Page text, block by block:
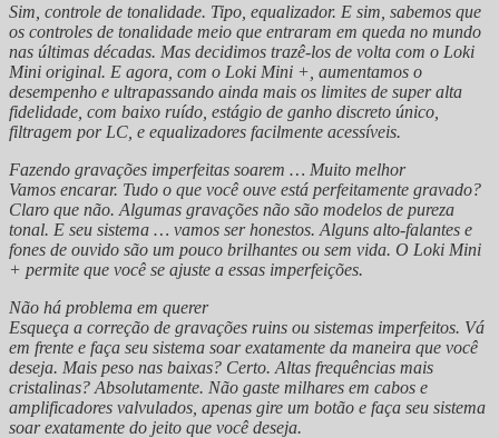
Sim, controle de tonalidade. Tipo, equalizador. E sim, sabemos que
os controles de tonalidade meio que entraram em queda no mundo
nas últimas décadas. Mas decidimos trazê-los de volta com o Loki
Mini original. E agora, com o Loki Mini +, aumentamos o
desempenho e ultrapassando ainda mais os limites de super alta
fidelidade, com baixo ruído, estágio de ganho discreto único,
filtragem por LC, e equalizadores facilmente acessíveis.
Fazendo gravações imperfeitas soarem … Muito melhor
Vamos encarar. Tudo o que você ouve está perfeitamente gravado?
Claro que não. Algumas gravações não são modelos de pureza
tonal. E seu sistema … vamos ser honestos. Alguns alto-falantes e
fones de ouvido são um pouco brilhantes ou sem vida. O Loki Mini
+ permite que você se ajuste a essas imperfeições.
Não há problema em querer
Esqueça a correção de gravações ruins ou sistemas imperfeitos. Vá
em frente e faça seu sistema soar exatamente da maneira que você
deseja. Mais peso nas baixas? Certo. Altas frequências mais
cristalinas? Absolutamente. Não gaste milhares em cabos e
amplificadores valvulados, apenas gire um botão e faça seu sistema
soar exatamente do jeito que você deseja.